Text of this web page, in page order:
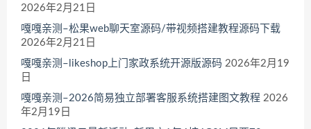
2026年2月21日
嘎嘎亲测–松果web聊天室源码/带视频搭建教程源码下载
2026年2月21日
嘎嘎亲测–likeshop上门家政系统开源版源码 2026年2月19
日
嘎嘎亲测–2026简易独立部署客服系统搭建图文教程 2026
年2月19日